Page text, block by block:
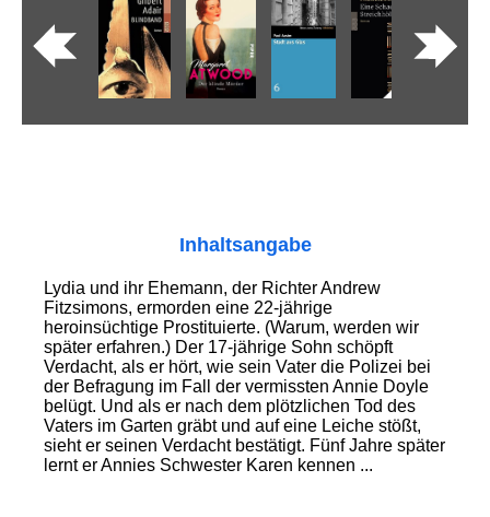
Inhaltsangabe
Lydia und ihr Ehemann, der Richter Andrew
Fitzsimons, ermorden eine 22-jährige
heroinsüchtige Prostituierte. (Warum, werden wir
später erfahren.) Der 17-jährige Sohn schöpft
Verdacht, als er hört, wie sein Vater die Polizei bei
der Befragung im Fall der vermissten Annie Doyle
belügt. Und als er nach dem plötzlichen Tod des
Vaters im Garten gräbt und auf eine Leiche stößt,
sieht er seinen Verdacht bestätigt. Fünf Jahre später
lernt er Annies Schwester Karen kennen ...